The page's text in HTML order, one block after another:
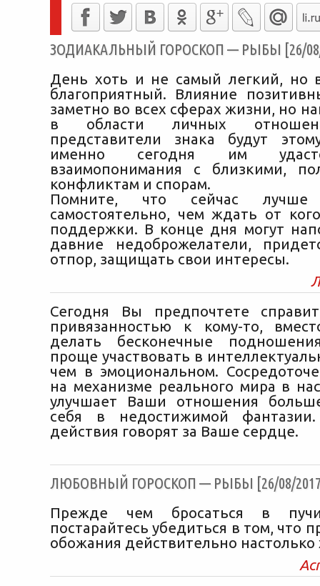
ЗОДИАКАЛЬНЫЙ ГОРОСКОП — РЫБЫ [26/
День хоть и не самый легкий, но
благоприятный. Влияние
заметно во всех сферах жизни, но
в области личных
представители знака будут
именно сегодня им
взаимопонимания с близкими,
конфликтам и спорам.
Помните, что сейчас лучше
самостоятельно, чем ждать от
поддержки. В конце дня могут
давние недоброжелатели,
отпор, защищать свои интересы.
Сегодня Вы предпочтете
привязанностью к кому-то,
делать бесконечные
проще участвовать в
чем в эмоциональном.
на механизме реального мира в
улучшает Ваши отношения
себя в недостижимой
действия говорят за Ваше сердце.
ЛЮБОВНЫЙ ГОРОСКОП — РЫБЫ [26/08/
Прежде чем бросаться в
постарайтесь убедиться в том, что
обожания действительно